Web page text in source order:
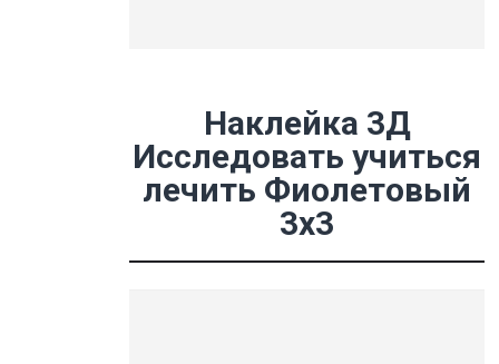
Наклейка 3Д
Исследовать учиться
лечить Фиолетовый
3х3